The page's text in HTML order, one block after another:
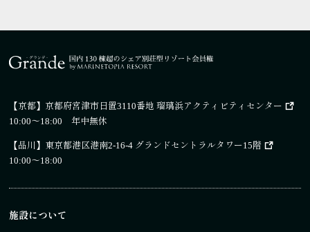
【京都】 京都府宮津市日置3110番地 瑠璃浜アクティビティセンター
10:00～18:00 年中無休
【品川】 東京都港区港南2-16-4 グランドセントラルタワー15階
10:00～18:00
施設について